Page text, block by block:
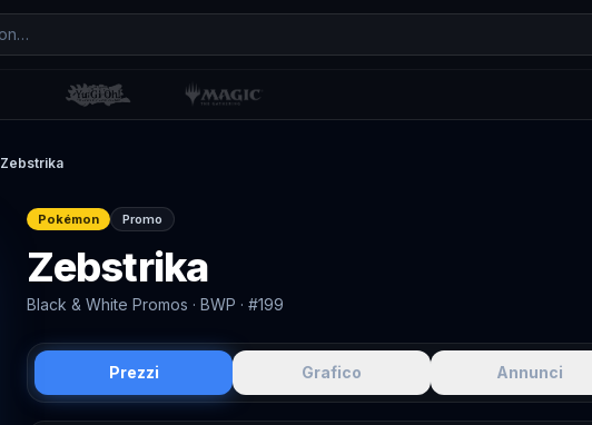
Zebstrika
Pokémon Promo
Zebstrika
Black & White Promos · BWP · #199
Prezzi Grafico Annunci